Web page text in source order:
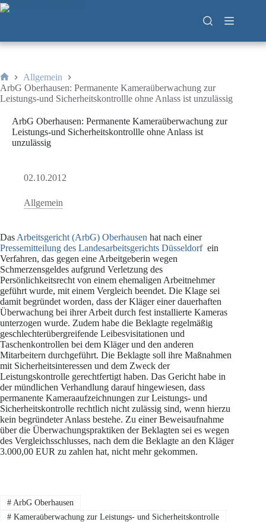
Zum
Inhalt
Start
Allgemein
ArbG Oberhausen: Permanente Kameraüberwachung zur
Leistungs-und Sicherheitskontrollle ohne Anlass ist unzulässig
ArbG Oberhausen: Permanente Kameraüberwachung zur
Leistungs-und Sicherheitskontrollle ohne Anlass ist
unzulässig
02.10.2012
Allgemein
Das Arbeitsgericht (ArbG) Oberhausen hat nach einer
Pressemitteilung des Landesarbeitsgerichts Düsseldorfein
Verfahren, das gegen eine Arbeitgeberin wegen
Schmerzensgeldes aufgrund Verletzung des
Persönlichkeitsrecht von einem ehemaligen Arbeitnehmer
geführt wurde, mit einem Vergleich beendet. Die Klage sei
damit begründet worden, dass der Kläger einer dauerhaften
Überwachung bei ihrer Arbeit durch fest installierte Kameras
unterzogen wurde. Zudem habe die Beklagte regelmäßig
geschlechterübergreifende Leibesvisitationen und
Taschenkontrollen bei dem Kläger und den anderen
Mitarbeitern durchgeführt. Die Beklagte soll ihre Maßnahmen
mit Sicherheitsinteressen und dem Zweck der
Leistungskontrolle gerechtfertigt haben. Das Gericht habe in
der mündlichen Verhandlung darauf hingewiesen, dass
permanente Kameraaufzeichnungen zur Leistungs- und
Sicherheitskontrolle rechtlich nicht zulässig sind, wenn hierzu
kein begründeter Anlass bestehe. Zu einer Beweisaufnahme
über die Überwachungspraktiken der Beklagten sei es wegen
des Vergleichsschlusses, nach dem die Beklagte an den Kläger
3.000,00 EUR zu zahlen hat, nicht mehr gekommen.
#ArbG Oberhausen
#Kameraüberwachung zur Leistungs- und Sicherheitskontrolle